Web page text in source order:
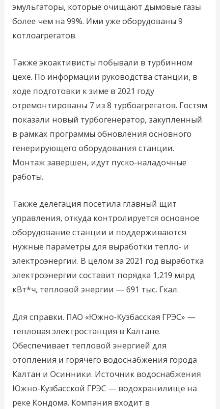
эмульгаторы, которые очищают дымовые газы
более чем на 99%. Ими уже оборудованы 9
котлоагрегатов.
Также экоактивисты побывали в турбинном
цехе. По информации руководства станции, в
ходе подготовки к зиме в 2021 году
отремонтированы 7 из 8 турбоагрегатов. Гостям
показали новый турбогенератор, закупленный
в рамках программы обновления основного
генерирующего оборудования станции.
Монтаж завершен, идут пуско-наладочные
работы.
Также делегация посетила главный щит
управления, откуда контролируется основное
оборудование станции и поддерживаются
нужные параметры для выработки тепло- и
электроэнергии. В целом за 2021 год выработка
электроэнергии составит порядка 1,219 млрд
кВт*ч, тепловой энергии — 691 тыс. Гкал.
Для справки. ПАО «Южно-Кузбасская ГРЭС» —
тепловая электростанция в Калтане.
Обеспечивает тепловой энергией для
отопления и горячего водоснабжения города
Калтан и Осинники. Источник водоснабжения
Южно-Кузбасской ГРЭС — водохранилище на
реке Кондома. Компания входит в